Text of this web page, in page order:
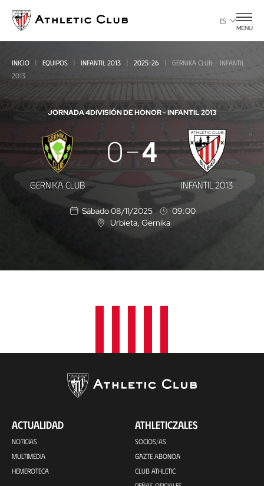
contenido
principal
ES
MENÚ
INICIO EQUIPOS INFANTIL 2013 2025-26
GERNIKA CLUB - INFANTIL
2013
JORNADA 4DIVISIÓN DE HONOR - INFANTIL 2013
Gernika
Club
-
Infantil
GERNIKA CLUB
0 4
INFANTIL 2013
Sábado 08/11/2025
09:00
U
n
Urbieta, Gernika
ACTUALIDAD
NOTICIAS
MULTIMEDIA
HEMEROTECA
ATHLETICZALES
SOCIOS/AS
GAZTE ABONOA
CLUB ATHLETIC